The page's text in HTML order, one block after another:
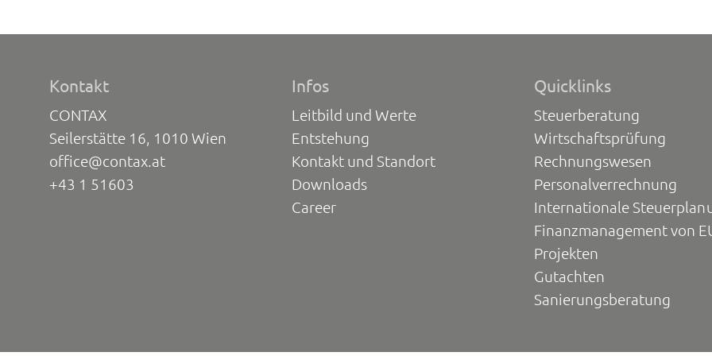
Kontakt
CONTAX
Seilerstätte 16, 1010 Wien
office@contax.at
+43 1 51603
Infos
Leitbild und Werte
Entstehung
Kontakt und Standort
Downloads
Career
Quicklinks
Steuerberatung
Wirtschaftsprüfung
Rechnungswesen
Personalverrechnung
Internationale
Finanzmanagement von
Projekten
Gutachten
Sanierungsberatung